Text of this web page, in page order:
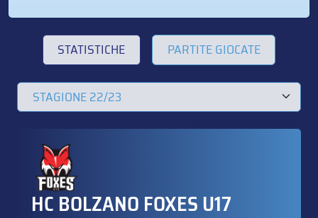
STATISTICHE PARTITE GIOCATE
HC BOLZANO FOXES U17